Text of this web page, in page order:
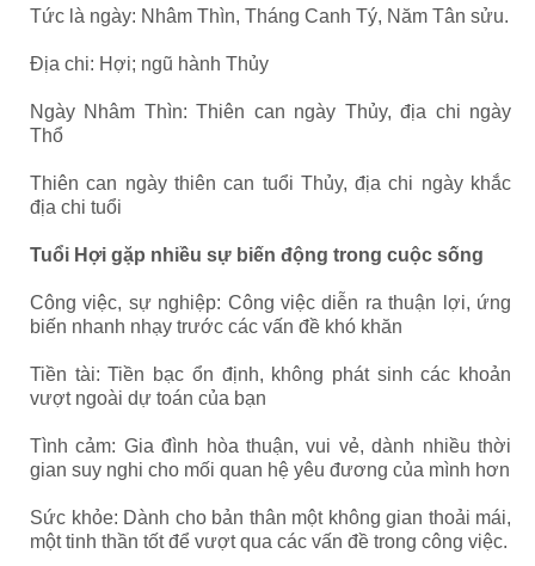
Tức là ngày: Nhâm Thìn, Tháng Canh Tý, Năm Tân sửu.
Địa chi: Hợi; ngũ hành Thủy
Ngày Nhâm Thìn: Thiên can ngày Thủy, địa chi ngày
Thổ
Thiên can ngày thiên can tuổi Thủy, địa chi ngày khắc
địa chi tuổi
Tuổi Hợi gặp nhiều sự biến động trong cuộc sống
Công việc, sự nghiệp: Công việc diễn ra thuận lợi, ứng
biến nhanh nhạy trước các vấn đề khó khăn
Tiền tài: Tiền bạc ổn định, không phát sinh các khoản
vượt ngoài dự toán của bạn
Tình cảm: Gia đình hòa thuận, vui vẻ, dành nhiều thời
gian suy nghi cho mối quan hệ yêu đương của mình hơn
Sức khỏe: Dành cho bản thân một không gian thoải mái,
một tinh thần tốt để vượt qua các vấn đề trong công việc.